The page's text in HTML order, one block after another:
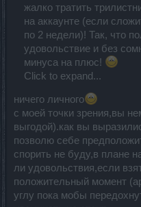
жалко тратить
на аккаунте (если
по 2 недели)! Так, что
удовольствие и без
минуса на плюс!
Click to expand...
ничего личного
с моей точки зрения,вы
выгодой).как вы
позволю себе
спорить не буду,в плане
ли удовольствия,если
положительный момент
углу пока мобы